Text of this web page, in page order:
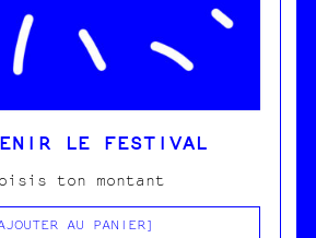
LE FESTIVAL
ton montant
AU PANIER